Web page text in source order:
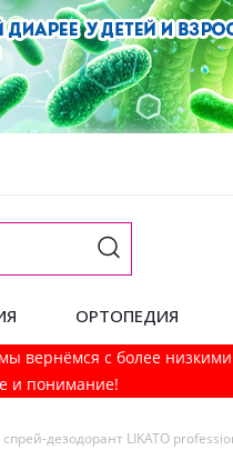
ОРТОПЕДИЯ
вернёмся с более
и понимание!
дезодорант LIKATO